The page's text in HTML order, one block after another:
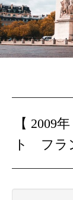
【 2009
ト フラ